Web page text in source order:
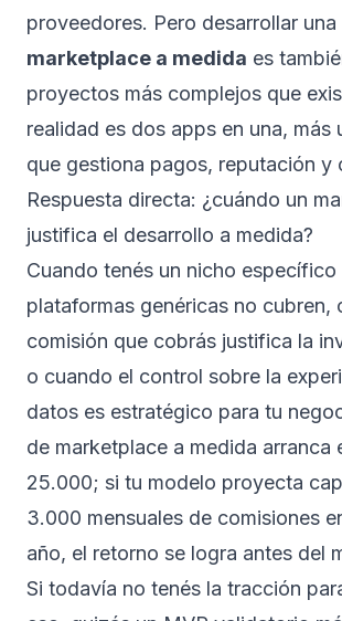
proveedores. Pero desarrollar una
marketplace a medida es
proyectos más complejos que
realidad es dos apps en una, más
que gestiona pagos, reputación y
Respuesta directa: ¿cuándo un
justifica el desarrollo a medida?
Cuando tenés un nicho específico
plataformas genéricas no cubren,
comisión que cobrás justifica la
o cuando el control sobre la
datos es estratégico para tu
de marketplace a medida arranca
25.000; si tu modelo proyecta
3.000 mensuales de comisiones
año, el retorno se logra antes del
Si todavía no tenés la tracción